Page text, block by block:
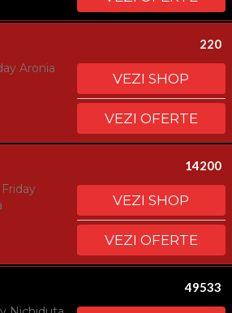
220
VEZI SHOP
VEZI OFERTE
14200
VEZI SHOP
VEZI OFERTE
49533